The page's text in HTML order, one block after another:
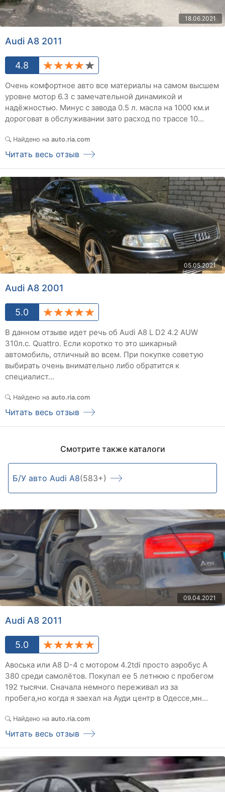
18.06.2021
Audi A8 2011
4.8
Очень комфортное авто все материалы на самом высшем
уровне мотор 6.3 с замечательной динамикой и
надёжностью. Минус с завода 0.5 л. масла на 1000 км.и
дороговат в обслуживании зато расход по трассе 10...
Найдено на auto.ria.com
Читать весь отзыв
05.05.2021
Audi A8 2001
5.0
В данном отзыве идет речь об Audi A8 L D2 4.2 AUW
310л.с. Quattro. Если коротко то это шикарный
автомобиль, отличный во всем. При покупке советую
выбирать очень внимательно либо обратится к
специалист...
Найдено на auto.ria.com
Читать весь отзыв
Смотрите также каталоги
Б/У авто Audi A8(583+)
09.04.2021
Audi A8 2011
5.0
Авоська или А8 D-4 с мотором 4.2tdi просто аэробус А
380 среди самолётов. Покупал ее 5 летнюю с пробегом
192 тысячи. Сначала немного переживал из за
пробега,но когда я заехал на Ауди центр в Одессе,мн...
Найдено на auto.ria.com
Читать весь отзыв